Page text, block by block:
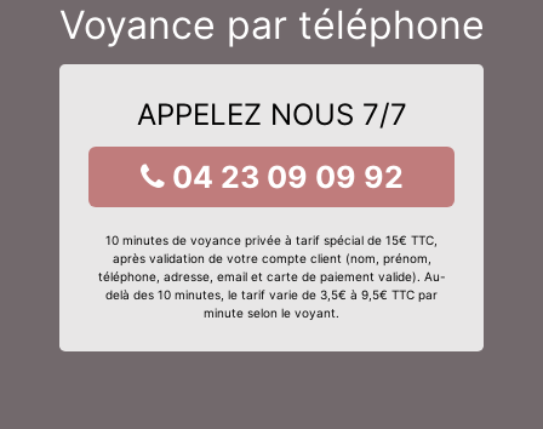
Voyance par téléphone
APPELEZ NOUS 7/7
04 23 09 09 92
10 minutes de voyance privée à tarif spécial de 15€ TTC,
après validation de votre compte client (nom, prénom,
téléphone, adresse, email et carte de paiement valide). Au-
delà des 10 minutes, le tarif varie de 3,5€ à 9,5€ TTC par
minute selon le voyant.